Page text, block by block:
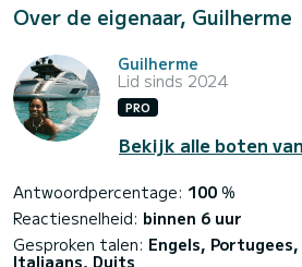
Over de eigenaar, Guilherme
Guilherme
Lid sinds 2024
PRO
Bekijk alle boten
Antwoordpercentage: 100 %
Reactiesnelheid: binnen 6 uur
Gesproken talen: Engels,
Italiaans, Duits